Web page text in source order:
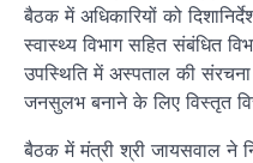
बैठक में अधिकारियों को
स्वास्थ्य विभाग सहित संबंधित
उपस्थिति में अस्पताल की
जनसुलभ बनाने के लिए विस्तृत
बैठक में मंत्री श्री जायसवाल ने